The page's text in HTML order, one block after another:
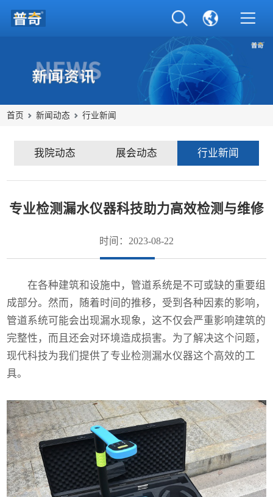
首页 新闻动态 行业新闻
我院动态 展会动态 行业新闻
专业检测漏水仪器科技助力高效检测与维修
时间：2023-08-22
在各种建筑和设施中，管道系统是不可或缺的重要组
成部分。然而，随着时间的推移，受到各种因素的影响，
管道系统可能会出现漏水现象，这不仅会严重影响建筑的
完整性，而且还会对环境造成损害。为了解决这个问题，
现代科技为我们提供了专业检测漏水仪器这个高效的工
具。